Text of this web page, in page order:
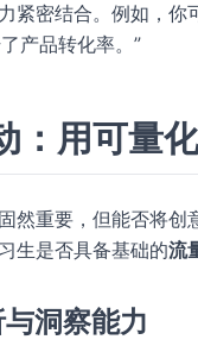
紧密结合。例如，你
产品转化率。”
：用可量
然重要，但能否将
生是否具备基础的流
洞察能力